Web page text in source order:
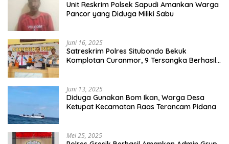
Unit Reskrim Polsek Sapudi Amankan Warga
Pancor yang Diduga Miliki Sabu
Juni 16, 2025
Satreskrim Polres Situbondo Bekuk
Komplotan Curanmor, 9 Tersangka Berhasil
Juni 13, 2025
Diduga Gunakan Bom Ikan, Warga Desa
Ketupat Kecamatan Raas Terancam Pidana
Mei 25, 2025